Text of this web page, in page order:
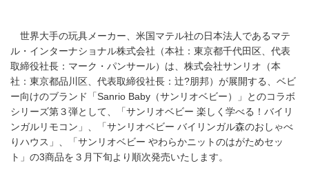
世界大手の玩具メーカー、米国マテル社の日本法人であるマテ
ル・インターナショナル株式会社（本社：東京都千代田区、代表
取締役社長：マーク・パンサール）は、株式会社サンリオ（本
社：東京都品川区、代表取締役社長：辻?朋邦）が展開する、ベビ
ー向けのブランド「Sanrio Baby（サンリオベビー）」とのコラボ
シリーズ第３弾として、「サンリオベビー 楽しく学べる！バイリ
ンガルリモコン」、「サンリオベビー バイリンガル森のおしゃべ
りハウス」、「サンリオベビー やわらかニットのはがためセッ
ト」の3商品を３月下旬より順次発売いたします。